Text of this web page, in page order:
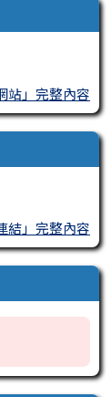
站」完整內容
結」完整內容